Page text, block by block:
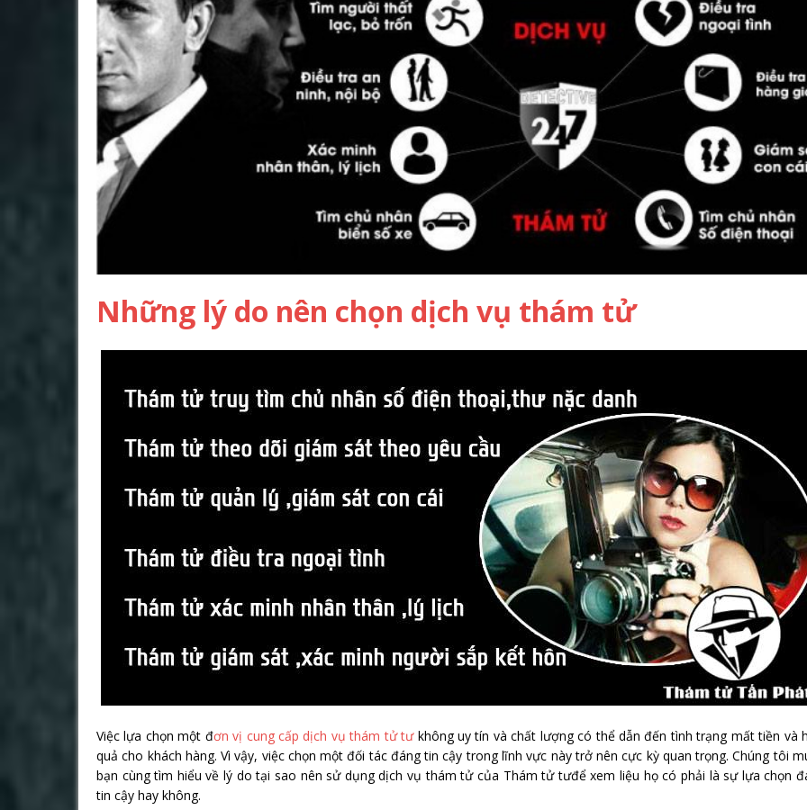
Những lý do nên chọn dịch vụ thám tử
Việc lựa chọn một đơn vị cung cấp dịch vụ thám tử tưkhông uy tín và chất lượng có thể dẫn đến tình trạng mất tiền và
quả cho khách hàng. Vì vậy, việc chọn một đối tác đáng tin cậy trong lĩnh vực này trở nên cực kỳ quan trọng. Chúng tôi
bạn cùng tìm hiểu về lý do tại sao nên sử dụng dịch vụ thám tử của Thám tử tưđể xem liệu họ có phải là sự lựa chọn
tin cậy hay không.